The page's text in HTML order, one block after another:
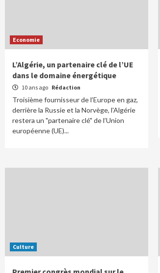
Economie
L’Algérie, un partenaire clé de l’UE
dans le domaine énergétique
10 ans ago Rédaction
Troisième fournisseur de l’Europe en gaz,
derrière la Russie et la Norvège, l'Algérie
restera un "partenaire clé" de l’Union
européenne (UE)...
Culture